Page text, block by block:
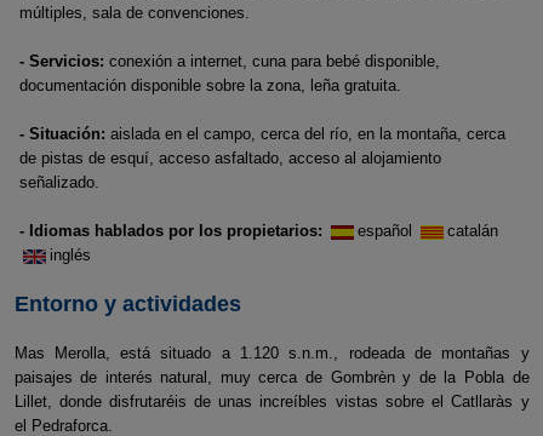
múltiples, sala de convenciones.
- Servicios: conexión a internet, cuna para bebé disponible,
documentación disponible sobre la zona, leña gratuita.
- Situación: aislada en el campo, cerca del río, en la montaña, cerca
de pistas de esquí, acceso asfaltado, acceso al alojamiento
señalizado.
- Idiomas hablados por los propietarios: español
catalán
inglés
Entorno y actividades
Mas Merolla, está situado a 1.120 s.n.m., rodeada de montañas y
paisajes de interés natural, muy cerca de Gombrèn y de la Pobla de
Lillet, donde disfrutaréis de unas increíbles vistas sobre el Catllaràs y
el Pedraforca.